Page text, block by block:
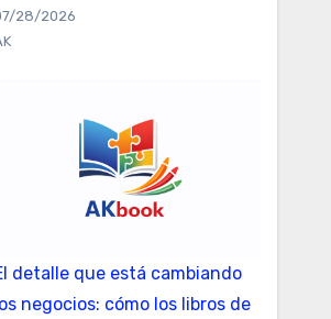
28/2026
detalle que está cambiando
los negocios: cómo los libros de